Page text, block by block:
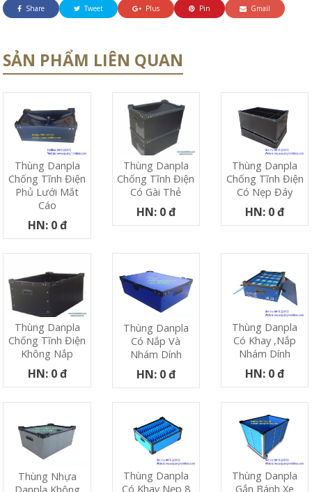
Share Tweet Plus Pin Gmail
SẢN PHẨM LIÊN QUAN
Thùng Danpla
Chống Tĩnh Điện
Phủ Lưới Mắt
Cáo
HN: 0 đ
Thùng Danpla
Chống Tĩnh Điện
Có Gài Thẻ
HN: 0 đ
Thùng Danpla
Chống Tĩnh Điện
Có Nẹp Đáy
HN: 0 đ
Thùng Danpla
Chống Tĩnh Điện
Không Nắp
HN: 0 đ
Thùng Danpla
Có Nắp Và
Nhám Dính
HN: 0 đ
Thùng Danpla
Có Khay ,nắp
Nhám Dính
HN: 0 đ
Thùng Nhựa
Thùng Danpla
Có Khay Nẹp 8
Thùng Danpla
Gắn Bánh Xe